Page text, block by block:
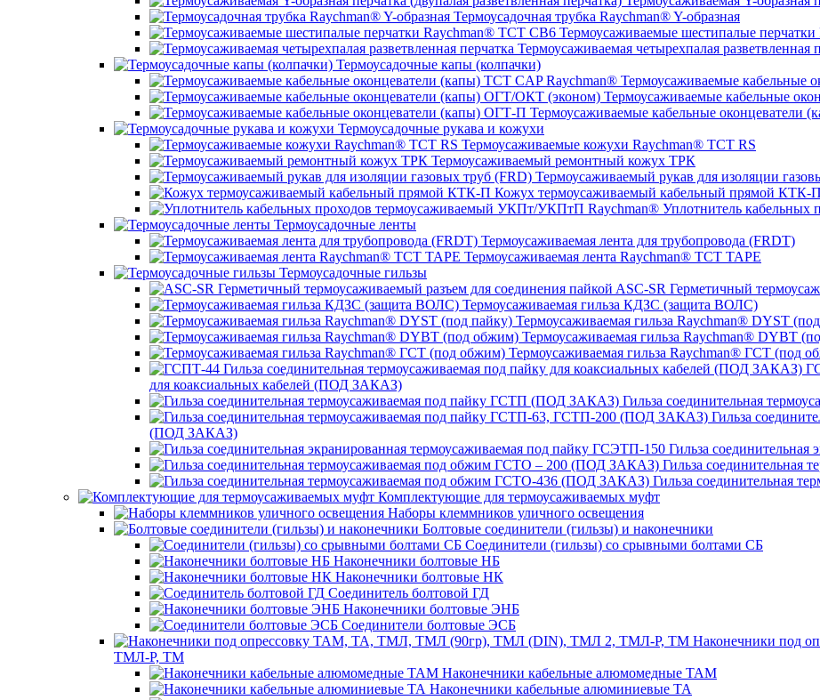
Термоусадочная трубка Raychman® Y-образная
Термоусаживаемые шестипалые
Термоусаживаемая четырехпалая разветвленная
Термоусадочные капы (колпачки)
Термоусаживаемые кабельные
Термоусаживаемые кабельные
Термоусаживаемые кабельные оконцеватели
Термоусадочные рукава и кожухи
Термоусаживаемые кожухи Raychman® TCT RS
Термоусаживаемый ремонтный кожух ТРК
Термоусаживаемый рукав для изоляции
Кожух термоусаживаемый кабельный прямой КТК-П
Уплотнитель
Термоусадочные ленты
Термоусаживаемая лента для трубопровода (FRDT)
Термоусаживаемая лента Raychman® TCT TAPE
Термоусадочные гильзы
ASC‐SR Герметичный
Термоусаживаемая гильза КДЗС (защита ВОЛС)
Термоусаживаемая гильза Raychman® DYST
Термоусаживаемая гильза Raychman® DYBT
Термоусаживаемая гильза Raychman® ГСТ (под
для коаксиальных кабелей (ПОД ЗАКАЗ)
Гильза соединительная
Гильза
(ПОД ЗАКАЗ)
Гильза
Гильза
Гильза соединительная
Комплектующие для термоусаживаемых муфт
Наборы клеммников уличного освещения
Болтовые соединители (гильзы) и наконечники
Соединители (гильзы) со срывными болтами СБ
Наконечники болтовые НБ
Наконечники болтовые НК
Соединитель болтовой ГД
Наконечники болтовые ЭНБ
Соединители болтовые ЭСБ
Наконечники под
ТМЛ-Р, ТМ
Наконечники кабельные алюмомедные ТАМ
Наконечники кабельные алюминиевые ТА